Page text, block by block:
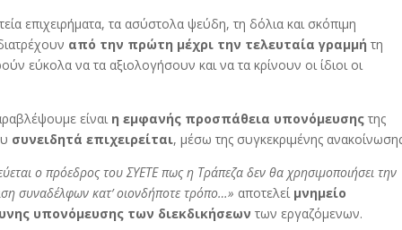
επιχειρήματα, τα ασύστολα ψεύδη, τη δόλια και σκόπιμη
από την πρώτη μέχρι την τελευταία γραμμή τη
εύκολα να τα αξιολογήσουν και να τα κρίνουν οι ίδιοι οι
είναι η εμφανής προσπάθεια υπονόμευσης της
συνειδητά επιχειρείται, μέσω της συγκεκριμένης
ο πρόεδρος του ΣΥΕΤΕ πως η Τράπεζα δεν θα χρησιμοποιήσει την
συναδέλφων κατ’ οιονδήποτε τρόπο…» αποτελεί μνημείο
υπονόμευσης των διεκδικήσεωντων εργαζόμενων.